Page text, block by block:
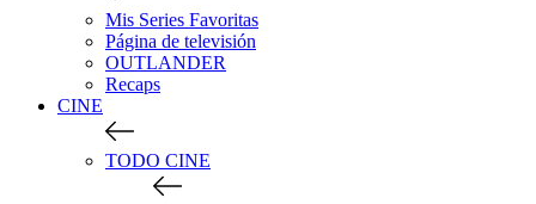
Mis Series Favoritas
Página de televisión
OUTLANDER
Recaps
CINE
TODO CINE